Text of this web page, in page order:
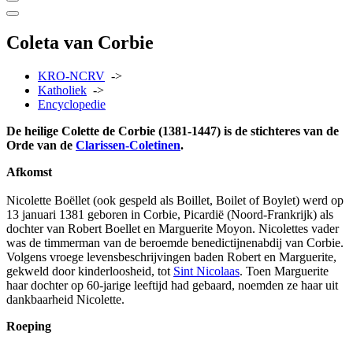
Coleta van Corbie
KRO-NCRV ->
Katholiek ->
Encyclopedie
De heilige Colette de Corbie (1381-1447) is de stichteres van de
Orde van de Clarissen-Coletinen.
Afkomst
Nicolette Boëllet (ook gespeld als Boillet, Boilet of Boylet) werd op
13 januari 1381 geboren in Corbie, Picardië (Noord-Frankrijk) als
dochter van Robert Boellet en Marguerite Moyon. Nicolettes vader
was de timmerman van de beroemde benedictijnenabdij van Corbie.
Volgens vroege levensbeschrijvingen baden Robert en Marguerite,
gekweld door kinderloosheid, tot Sint Nicolaas. Toen Marguerite
haar dochter op 60-jarige leeftijd had gebaard, noemden ze haar uit
dankbaarheid Nicolette.
Roeping